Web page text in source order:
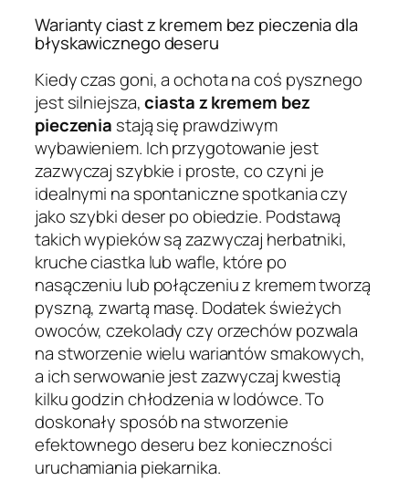
Warianty ciast z kremem bez pieczenia dla
błyskawicznego deseru
Kiedy czas goni, a ochota na coś pysznego
jest silniejsza,ciasta z kremem bez
pieczenia stają się prawdziwym
wybawieniem. Ich przygotowanie jest
zazwyczaj szybkie i proste, co czyni je
idealnymi na spontaniczne spotkania czy
jako szybki deser po obiedzie. Podstawą
takich wypieków są zazwyczaj herbatniki,
kruche ciastka lub wafle, które po
nasączeniu lub połączeniu z kremem tworzą
pyszną, zwartą masę. Dodatek świeżych
owoców, czekolady czy orzechów pozwala
na stworzenie wielu wariantów smakowych,
a ich serwowanie jest zazwyczaj kwestią
kilku godzin chłodzenia w lodówce. To
doskonały sposób na stworzenie
efektownego deseru bez konieczności
uruchamiania piekarnika.